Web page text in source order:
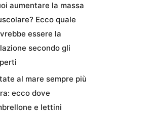
aumentare la massa
Ecco quale
essere la
secondo gli
al mare sempre più
ecco dove
e lettini